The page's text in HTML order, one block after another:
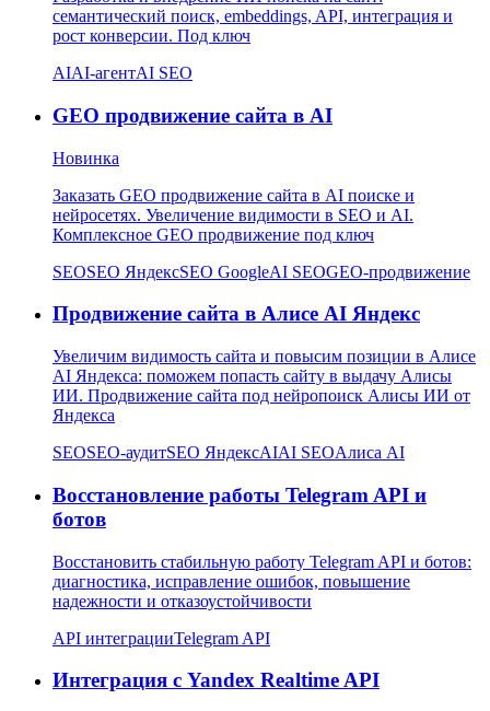
семантический поиск, embeddings, API, интеграция и
рост конверсии. Под ключ
AIAI-агентAI SEO
GEO продвижение сайта в AI
Новинка
Заказать GEO продвижение сайта в AI поиске и
нейросетях. Увеличение видимости в SEO и AI.
Комплексное GEO продвижение под ключ
SEOSEO ЯндексSEO GoogleAI SEOGEO-продвижение
Продвижение сайта в Алисе AI Яндекс
Увеличим видимость сайта и повысим позиции в Алисе
AI Яндекса: поможем попасть сайту в выдачу Алисы
ИИ. Продвижение сайта под нейропоиск Алисы ИИ от
Яндекса
SEOSEO-аудитSEO ЯндексAIAI SEOАлиса AI
Восстановление работы Telegram API и
ботов
Восстановить стабильную работу Telegram API и ботов:
диагностика, исправление ошибок, повышение
надежности и отказоустойчивости
API интеграцииTelegram API
Интеграция с Yandex Realtime API